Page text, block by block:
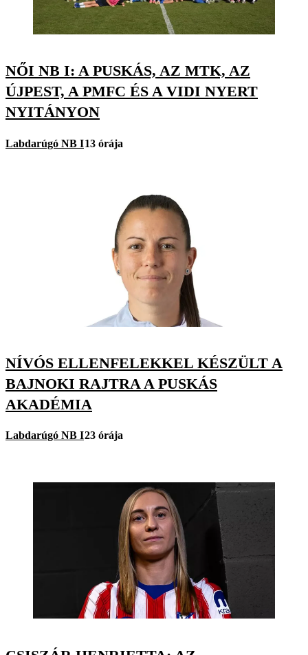
NŐI NB I: A PUSKÁS, AZ MTK, AZ
ÚJPEST, A PMFC ÉS A VIDI NYERT
NYITÁNYON
Labdarúgó NB I13 órája
NÍVÓS ELLENFELEKKEL KÉSZÜLT A
BAJNOKI RAJTRA A PUSKÁS
AKADÉMIA
Labdarúgó NB I23 órája